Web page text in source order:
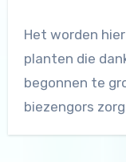
Het worden hier
planten die
begonnen te
biezengors